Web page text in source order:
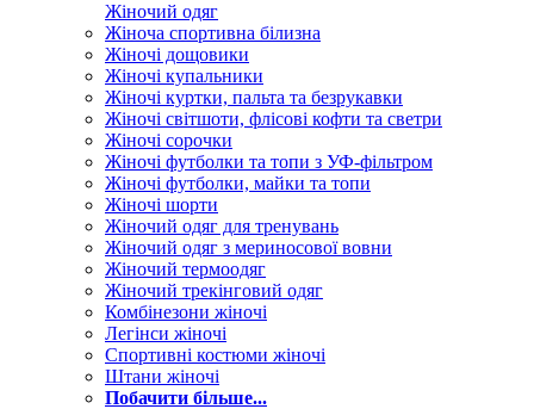
Жіночий одяг
Жіноча спортивна білизна
Жіночі дощовики
Жіночі купальники
Жіночі куртки, пальта та безрукавки
Жіночі світшоти, флісові кофти та светри
Жіночі сорочки
Жіночі футболки та топи з УФ-фільтром
Жіночі футболки, майки та топи
Жіночі шорти
Жіночий одяг для тренувань
Жіночий одяг з мериносової вовни
Жіночий термоодяг
Жіночий трекінговий одяг
Комбінезони жіночі
Легінси жіночі
Спортивні костюми жіночі
Штани жіночі
Побачити більше...